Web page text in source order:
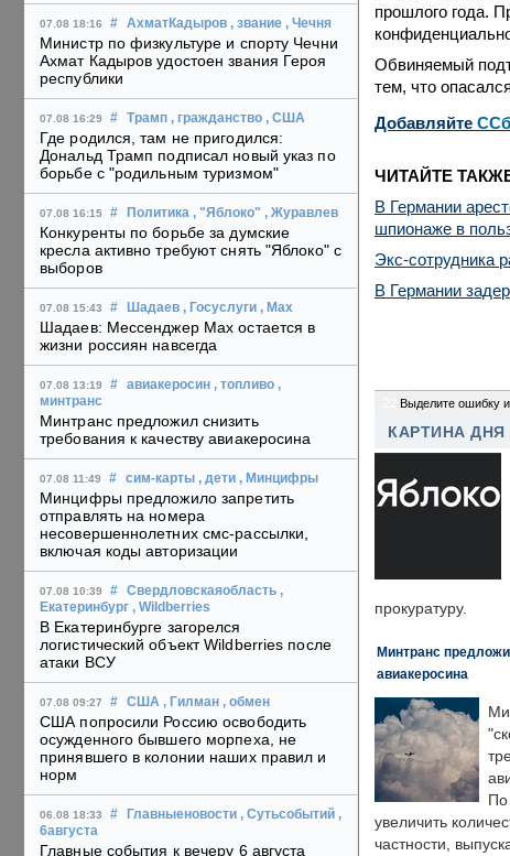
07.08 18:16 # АхматКадыров , звание , Чечня
Министр по физкультуре и спорту Чечни
Ахмат Кадыров удостоен звания Героя
республики
07.08 16:29 # Трамп , гражданство , США
Где родился, там не пригодился:
Дональд Трамп подписал новый указ по
борьбе с "родильным туризмом"
07.08 16:15 # Политика , "Яблоко" , Журавлев
Конкуренты по борьбе за думские
кресла активно требуют снять "Яблоко" с
выборов
07.08 15:43 # Шадаев , Госуслуги , Max
Шадаев: Мессенджер Max остается в
жизни россиян навсегда
07.08 13:19 # авиакеросин , топливо ,
минтранс
Минтранс предложил снизить
требования к качеству авиакеросина
07.08 11:49 # сим-карты , дети , Минцифры
Минцифры предложило запретить
отправлять на номера
несовершеннолетних смс-рассылки,
включая коды авторизации
07.08 10:39 # Свердловскаяобласть ,
Екатеринбург , Wildberries
В Екатеринбурге загорелся
логистический объект Wildberries после
атаки ВСУ
07.08 09:27 # США , Гилман , обмен
США попросили Россию освободить
осужденного бывшего морпеха, не
принявшего в колонии наших правил и
норм
06.08 18:33 # Главныеновости , Сутьсобытий ,
6августа
Главные события к вечеру 6 августа
прошлого года.
Обвиняемый
тем, что
Добавляйте CСб
ЧИТАЙТЕ
В Германии
шпионаже в
Экс-сотрудника
В Германии
Выделите ошибку
КАРТИНА ДНЯ
прокуратуру.
Минтранс
авиакеросина
По
увеличить
частности,